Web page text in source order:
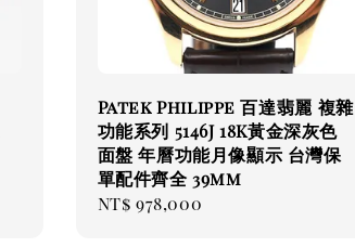
Patek Philippe 百達翡麗 複雜
功能系列 5146J 18K黃金深灰色
面盤 年曆功能月像顯示 台灣保
單配件齊全 39mm
Regular
NT$ 978,000